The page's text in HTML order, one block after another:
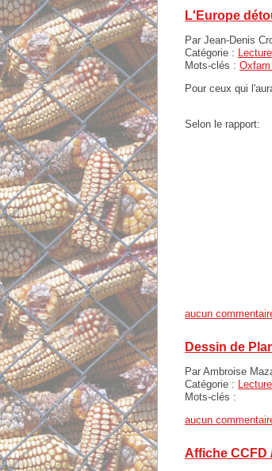
L'Europe
Par Jean-Denis
Catégorie :
Mots-clés :
Pour ceux qui
Selon le rapport:
aucun
Dessin de
Par Ambroise
Catégorie :
Mots-clés :
aucun
Affiche